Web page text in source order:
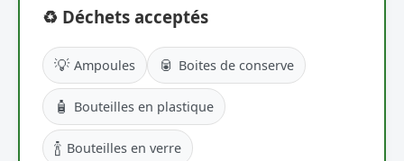
♻️ Déchets acceptés
💡 Ampoules 🥫 Boites de conserve
🧴 Bouteilles en plastique
🍾 Bouteilles en verre